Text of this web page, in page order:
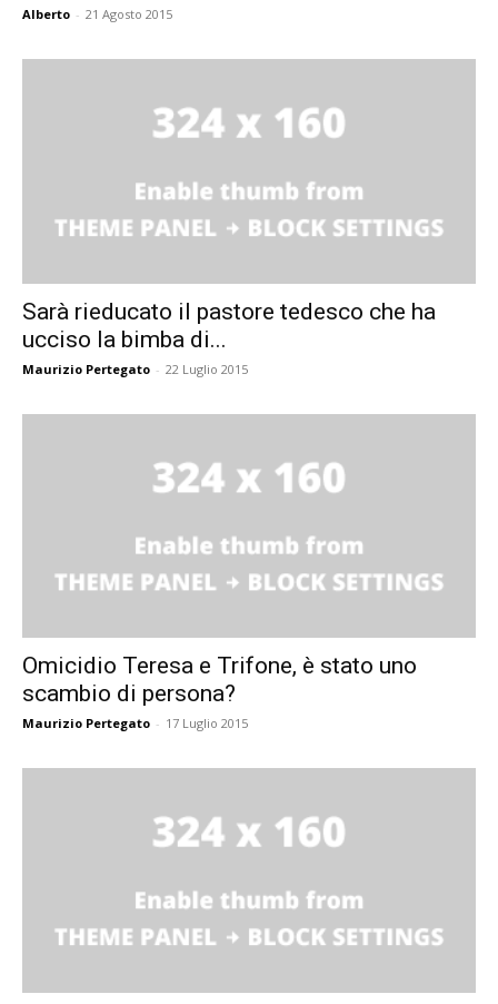
Alberto - 21 Agosto 2015
Sarà rieducato il pastore tedesco che ha
ucciso la bimba di...
Maurizio Pertegato - 22 Luglio 2015
Omicidio Teresa e Trifone, è stato uno
scambio di persona?
Maurizio Pertegato - 17 Luglio 2015